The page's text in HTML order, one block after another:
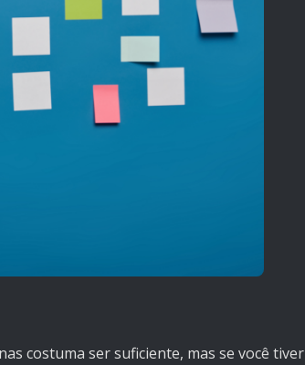
costuma ser suficiente, mas se você tiver